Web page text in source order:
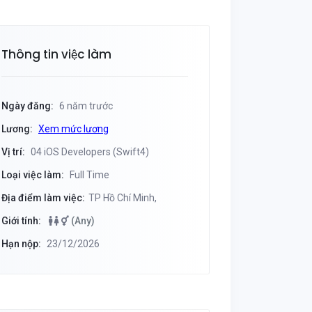
Thông tin việc làm
Ngày đăng: 6 năm trước
Lương: Xem mức lương
Vị trí: 04 iOS Developers (Swift4)
Loại việc làm: Full Time
Địa điểm làm việc: TP Hồ Chí Minh,
Giới tính: (Any)
Hạn nộp: 23/12/2026